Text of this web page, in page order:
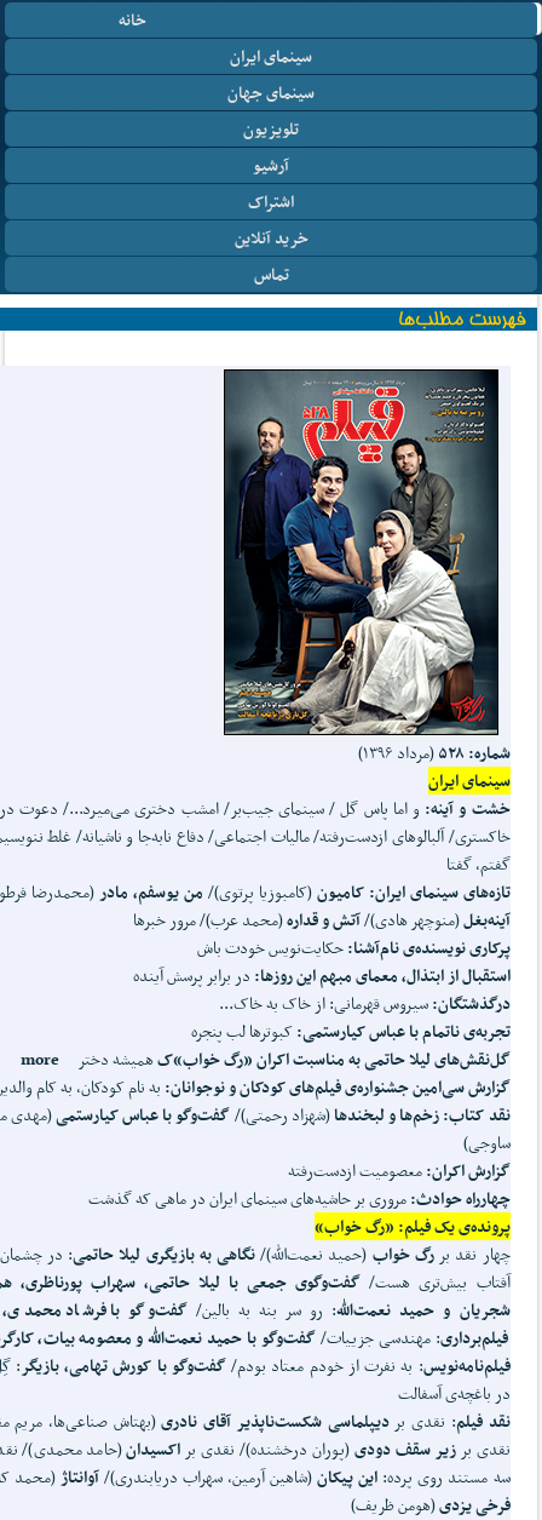
خانه
سینمای ایران
سینمای جهان
تلویزیون
آرشیو
اشتراک
خرید آنلاین
تماس
شماره: ۵۲۸
(مرداد ۱۳۹۶)
سینمای ایران
خشت و آینه: و اما پاس گل / سینمای جیب‌بر/ امشب دختری می‌میرد.../ دعوت
گفتم، گفتا
تازههای سینمای ایران:کامیون(کامبوزیا پرتوی)/ من یوسفم، مادر(محمدرضا
آینهبغل(منوچهر هادی)/آتش و قداره(محمد عرب)/ مرور خبرها
پرکاری نویسنده‌ی نام‌آشنا:حکایت‌نویس خودت باش
استقبال از ابتذال، معمای مبهم این روزها: در برابر پرسش آینده
درگذشتگان:سیروس قهرمانی: از خاک به خاک...
تجربه‌ی ناتمام با عباس کیارستمی:کبوترها لب پنجره
گلنقشهای لیلا حاتمی به مناسبت اکران «رگ خواب»کهمیشه دخترmore
گزارش سیامین جشنواره‌ی فیلمهای کودکان و نوجوانان: به نام کودکان، به کام
نقد کتاب: زخمها و لبخندها(شهزاد رحمتی)/گفتوگو با عباس کیارستمی(مهدی
ساوجی)
گزارش اکران:معصومیت ازدست‌رفته
چهارراه حوادث:مروری بر حاشیه‌های سینمای ایران در ماهی که گذشت
پرونده‌ی یک فیلم: «رگ خواب»
چهار نقد بررگ خواب (حمید نعمت‌الله)/نگاهی به بازیگری لیلا حاتمی: در
آفتاب بیش‌تری هست/ گفتوگوی جمعی با لیلا حاتمی، سهراب پورناظری،
شجریان و حمید نعمتالله: رو سر بنه به بالین/گفتوگو با فرشاد
فیلمبرداری: مهندسی جزییات/گفتوگو با حمید نعمتالله و معصومه بیات،
فیلمنامهنویس: به نفرت از خودم معتاد بودم/گفتوگو با کورش تهامی، بازیگر:
در باغچه‌ی آسفالت
نقد فیلم: نقدی بردیپلماسی شکستناپذیر آقای نادری(بهتاش صناعی‌ها، مریم
نقدی برزیر سقف دودی(پوران درخشنده)/ نقدی براکسیدان(حامد محمدی)/
سه مستند روی پرده: این پیکان(شاهین آرمین، سهراب دریابندری)/آوانتاژ(محمد
فرخی یزدی(هومن ظریف)